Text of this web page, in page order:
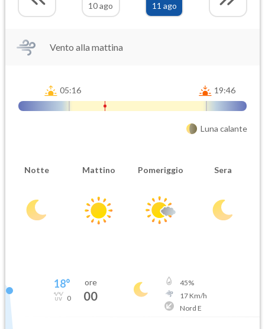
10 ago
11 ago
Vento alla mattina
05:16 19:46
Luna calante
Notte Mattino Pomeriggio Sera
18°
0
ore
00
45%
17Km/h
Nord E